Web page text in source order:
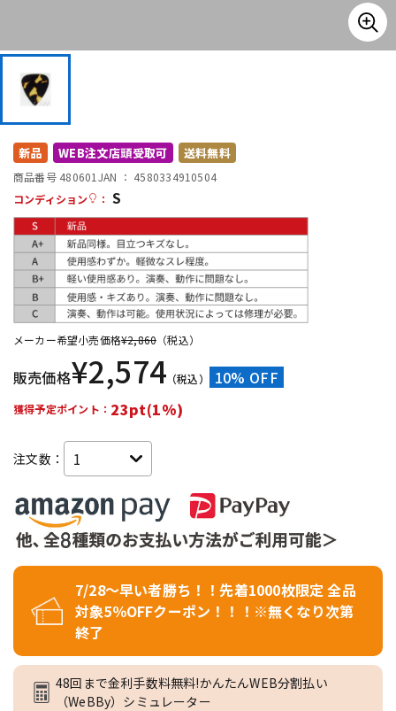
配信/ライブ機器
中古
新品 WEB注文店頭受取可 送料無料
商品番号 480601 JAN ： 4580334910504
コンディション
： S
メーカー希望小売価格¥2,860 （税込）
販売価格¥2,574 （税込） 10% OFF
獲得予定ポイント： 23pt(1%)
注文数：
7/28～早い者勝ち！！先着1000枚限定 全品
対象5％OFFクーポン！！！※無くなり次第
終了
48回まで金利手数料無料!かんたんWEB分割払い
（WeBBy）シミュレーター